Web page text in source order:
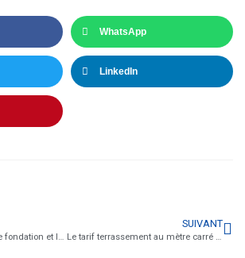
WhatsApp
LinkedIn
Les différents types de fondation et leur terrassement
SUIVANT
Le tarif terrassement au mètre carré et au mètre cube